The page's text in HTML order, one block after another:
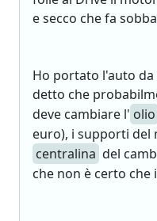
e secco che fa
Ho portato l'auto da
detto che
deve cambiare l' olio
euro), i supporti del
centralina del
che non è certo che